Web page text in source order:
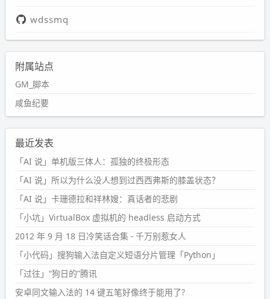
wdssmq
附属站点
GM_脚本
咸鱼纪要
最近发表
「AI 说」单机版三体人：孤独的终极形态
「AI 说」所以为什么没人想到过西西弗斯的膝盖状态？
「AI 说」卡珊德拉和祥林嫂：真话者的悲剧
「小坑」VirtualBox 虚拟机的 headless 启动方式
2012 年 9 月 18 日冷笑话合集 - 千万别惹女人
「小代码」搜狗输入法自定义短语分片管理「Python」
「过往」“狗日的”腾讯
安卓同文输入法的 14 键五笔好像终于能用了?